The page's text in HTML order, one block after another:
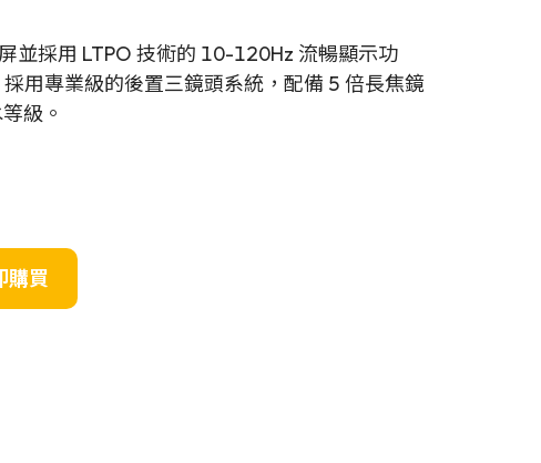
並採用 LTPO 技術的 10-120Hz 流暢顯示功
用專業級的後置三鏡頭系統，配備 5 倍長焦鏡
級。
購買